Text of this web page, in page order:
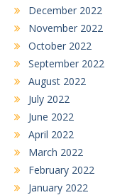
December 2022
November 2022
October 2022
September 2022
August 2022
July 2022
June 2022
April 2022
March 2022
February 2022
January 2022